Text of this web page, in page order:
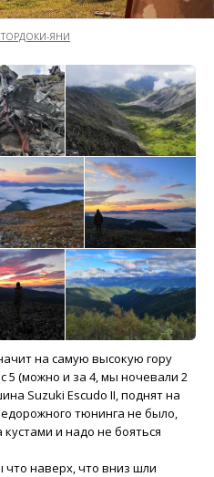
ТОРДОКИ-ЯНИ
на самую высокую гору
5 (можно и за 4, мы ночевали 2
Suzuki Escudo II, поднят на
тюнинга не было,
и надо не бояться
наверх, что вниз шли